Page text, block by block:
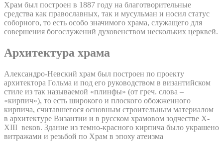
Храм был построен в 1887 году на благотворительные
средства как православных, так и мусульман и носил статус
соборного, то есть особо значимого храма, служащего для
совершения богослужений духовенством нескольких церквей.
Архитектура храма
Александро-Невский храм был построен по проекту
архитектора Гольма и под его руководством в византийском
стиле из так называемой «плинфы» (от греч. слова –
«кирпич»), то есть широкого и плоского обожженного
кирпича, считавшегося основным строительным материалом
в архитектуре Византии и в русском храмовом зодчестве X-
XIII веков. Здание из темно-красного кирпича было украшено
витражами и резьбой по Храм в эпоху атеизма